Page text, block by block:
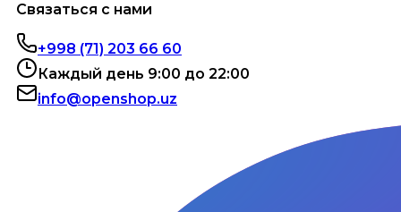
Связаться с нами
+998 (71) 203 66 60
Каждый день 9:00 до 22:00
info@openshop.uz